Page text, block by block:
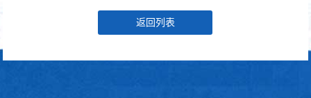
返回列表